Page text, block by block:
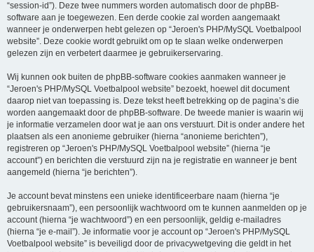
“session-id”). Deze twee nummers worden automatisch door de phpBB-
software aan je toegewezen. Een derde cookie zal worden aangemaakt
wanneer je onderwerpen hebt gelezen op “Jeroen's PHP/MySQL Voetbalpool
website”. Deze cookie wordt gebruikt om op te slaan welke onderwerpen
gelezen zijn en verbetert daarmee je gebruikerservaring.
Wij kunnen ook buiten de phpBB-software cookies aanmaken wanneer je
“Jeroen's PHP/MySQL Voetbalpool website” bezoekt, hoewel dit document
daarop niet van toepassing is. Deze tekst heeft betrekking op de pagina’s die
worden aangemaakt door de phpBB-software. De tweede manier is waarin wij
je informatie verzamelen door wat je aan ons verstuurt. Dit is onder andere het
plaatsen als een anonieme gebruiker (hierna “anonieme berichten”),
registreren op “Jeroen's PHP/MySQL Voetbalpool website” (hierna “je
account”) en berichten die verstuurd zijn na je registratie en wanneer je bent
aangemeld (hierna “je berichten”).
Je account bevat minstens een unieke identificeerbare naam (hierna “je
gebruikersnaam”), een persoonlijk wachtwoord om te kunnen aanmelden op je
account (hierna “je wachtwoord”) en een persoonlijk, geldig e-mailadres
(hierna “je e-mail”). Je informatie voor je account op “Jeroen's PHP/MySQL
Voetbalpool website” is beveiligd door de privacywetgeving die geldt in het